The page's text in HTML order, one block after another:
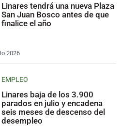
Linares tendrá una nueva Plaza
San Juan Bosco antes de que
finalice el año
2026
EMPLEO
Linares baja de los 3.900
parados en julio y encadena
seis meses de descenso del
desempleo